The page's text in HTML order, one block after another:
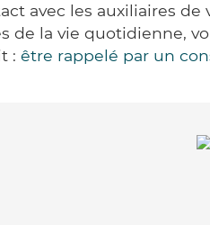
avec les auxiliaires de
de la vie quotidienne,
: être rappelé par un